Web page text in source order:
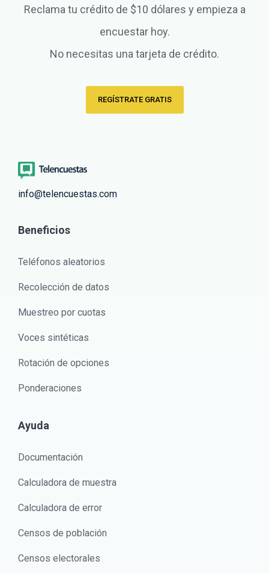
Reclama tu crédito de $10 dólares y empieza a
encuestar hoy.
No necesitas una tarjeta de crédito.
REGÍSTRATE GRATIS
info@telencuestas.com
Beneficios
Teléfonos aleatorios
Recolección de datos
Muestreo por cuotas
Voces sintéticas
Rotación de opciones
Ponderaciones
Ayuda
Documentación
Calculadora de muestra
Calculadora de error
Censos de población
Censos electorales